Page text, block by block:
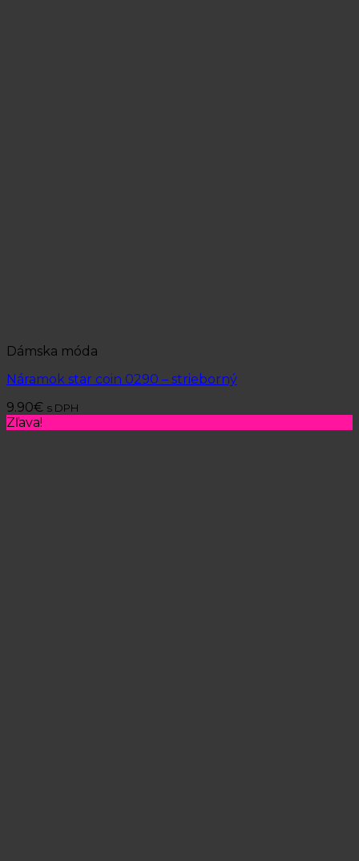
Dámska móda
Náramok star coin 0290 – strieborný
9.90€ s DPH
Zľava!